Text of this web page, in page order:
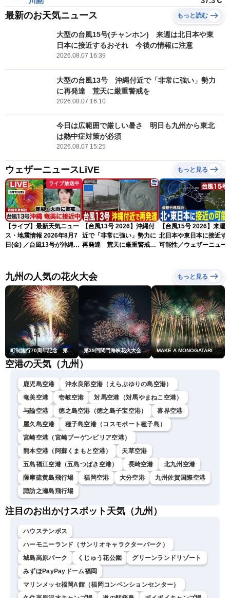
最新のお天気ニュース もっと読む
大型の台風15号(チャンホン) 来週は北日本や東
日本に接近するおそれ 今後の情報に注意
2026.08.07 16:39
大型の台風13号 沖縄付近で「非常に強い」勢力
に再発達 荒天に厳重警戒を
2026.08.07 16:10
今日は広範囲で厳しい暑さ 明日も九州から東北
は熱中症対策が必須
2026.08.07 15:25
ウェザーニュースLiVE もっと見る
ライブ放送中
【ライブ】最新天気ニュー
ス・地震情報 2026年8月7
日(金) ／台風13号が沖縄・
ュースLiVEイブニング・小
川千奈／内藤邦裕〉
【台風13号 2026】沖縄付
近で「非常に強い」勢力に
再発達 荒天に厳重警戒を
【台風15号 2026】来週
北日本や東日本に接近す
可能性／ウェザーニュー
九州の人気の花火大会 もっと見る
第39回関門海峡花火大会(門司側) MAKE A MONOGATARI 2026
空港の天気（九州）
鹿児島空港
沖永良部空港（えらぶゆりの島空港）
奄美空港
壱岐空港
対馬空港（対馬やまねこ空港）
与論空港
徳之島空港（徳之島子宝空港）
喜界空港
屋久島空港
種子島空港（コスモポート種子島）
宮崎空港（宮崎ブーゲンビリア空港）
熊本空港（阿蘇くまもと空港）
天草空港
五島福江空港（五島つばき空港）
長崎空港
北九州空港
薩摩硫黄島飛行場
福岡空港 大分空港
九州佐賀国際空港
諏訪之瀬島飛行場
注目のお出かけスポット天気（九州）
ハウステンボス
ハーモニーランド（サンリオキャラクターパーク）
城島高原パーク
くじゅう花公園
グリーンランドリゾート
みずほPayPayドーム福岡
マリンメッセ福岡A館（福岡コンベンションセンター）